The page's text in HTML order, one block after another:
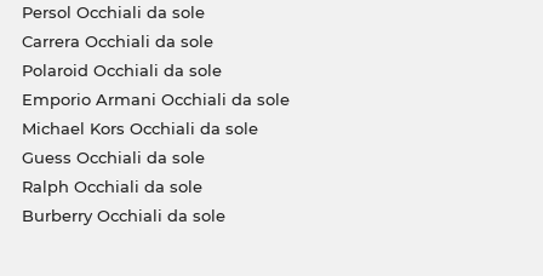
Persol Occhiali da sole
Carrera Occhiali da sole
Polaroid Occhiali da sole
Emporio Armani Occhiali da sole
Michael Kors Occhiali da sole
Guess Occhiali da sole
Ralph Occhiali da sole
Burberry Occhiali da sole